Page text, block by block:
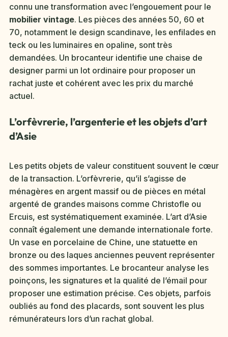
connu une transformation avec l’engouement pour le
mobilier vintage. Les pièces des années 50, 60 et
70, notamment le design scandinave, les enfilades en
teck ou les luminaires en opaline, sont très
demandées. Un brocanteur identifie une chaise de
designer parmi un lot ordinaire pour proposer un
rachat juste et cohérent avec les prix du marché
actuel.
L’orfèvrerie, l’argenterie et les objets d’art
d’Asie
Les petits objets de valeur constituent souvent le cœur
de la transaction. L’orfèvrerie, qu’il s’agisse de
ménagères en argent massif ou de pièces en métal
argenté de grandes maisons comme Christofle ou
Ercuis, est systématiquement examinée. L’art d’Asie
connaît également une demande internationale forte.
Un vase en porcelaine de Chine, une statuette en
bronze ou des laques anciennes peuvent représenter
des sommes importantes. Le brocanteur analyse les
poinçons, les signatures et la qualité de l’émail pour
proposer une estimation précise. Ces objets, parfois
oubliés au fond des placards, sont souvent les plus
rémunérateurs lors d’un rachat global.